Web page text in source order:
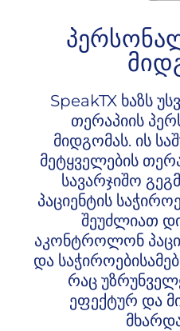
SpeakTX ხაზს
თერაპიის
მიდგომას. ის
მეტყველების
სავარჯიშო
პაციენტის
შეუძლიათ
აკონტროლონ
და
რაც
ეფექტურ და